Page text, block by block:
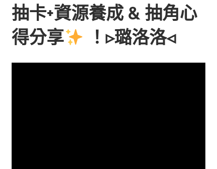
抽卡+資源養成 & 抽角心
得分享
！▹璐洛洛◃